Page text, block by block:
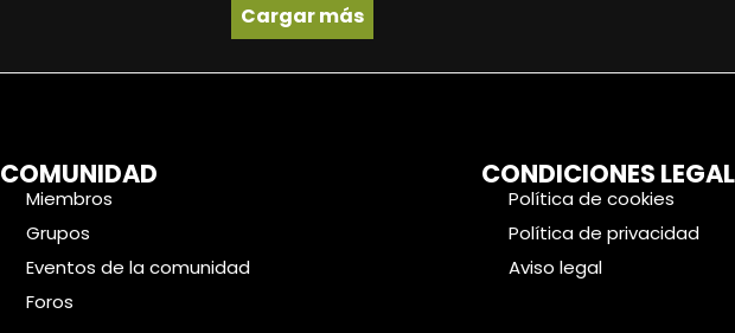
Cargar más
COMUNIDAD
Miembros
Grupos
Eventos de la comunidad
Foros
CONDICIONES
Política de cookies
Política de privacidad
Aviso legal